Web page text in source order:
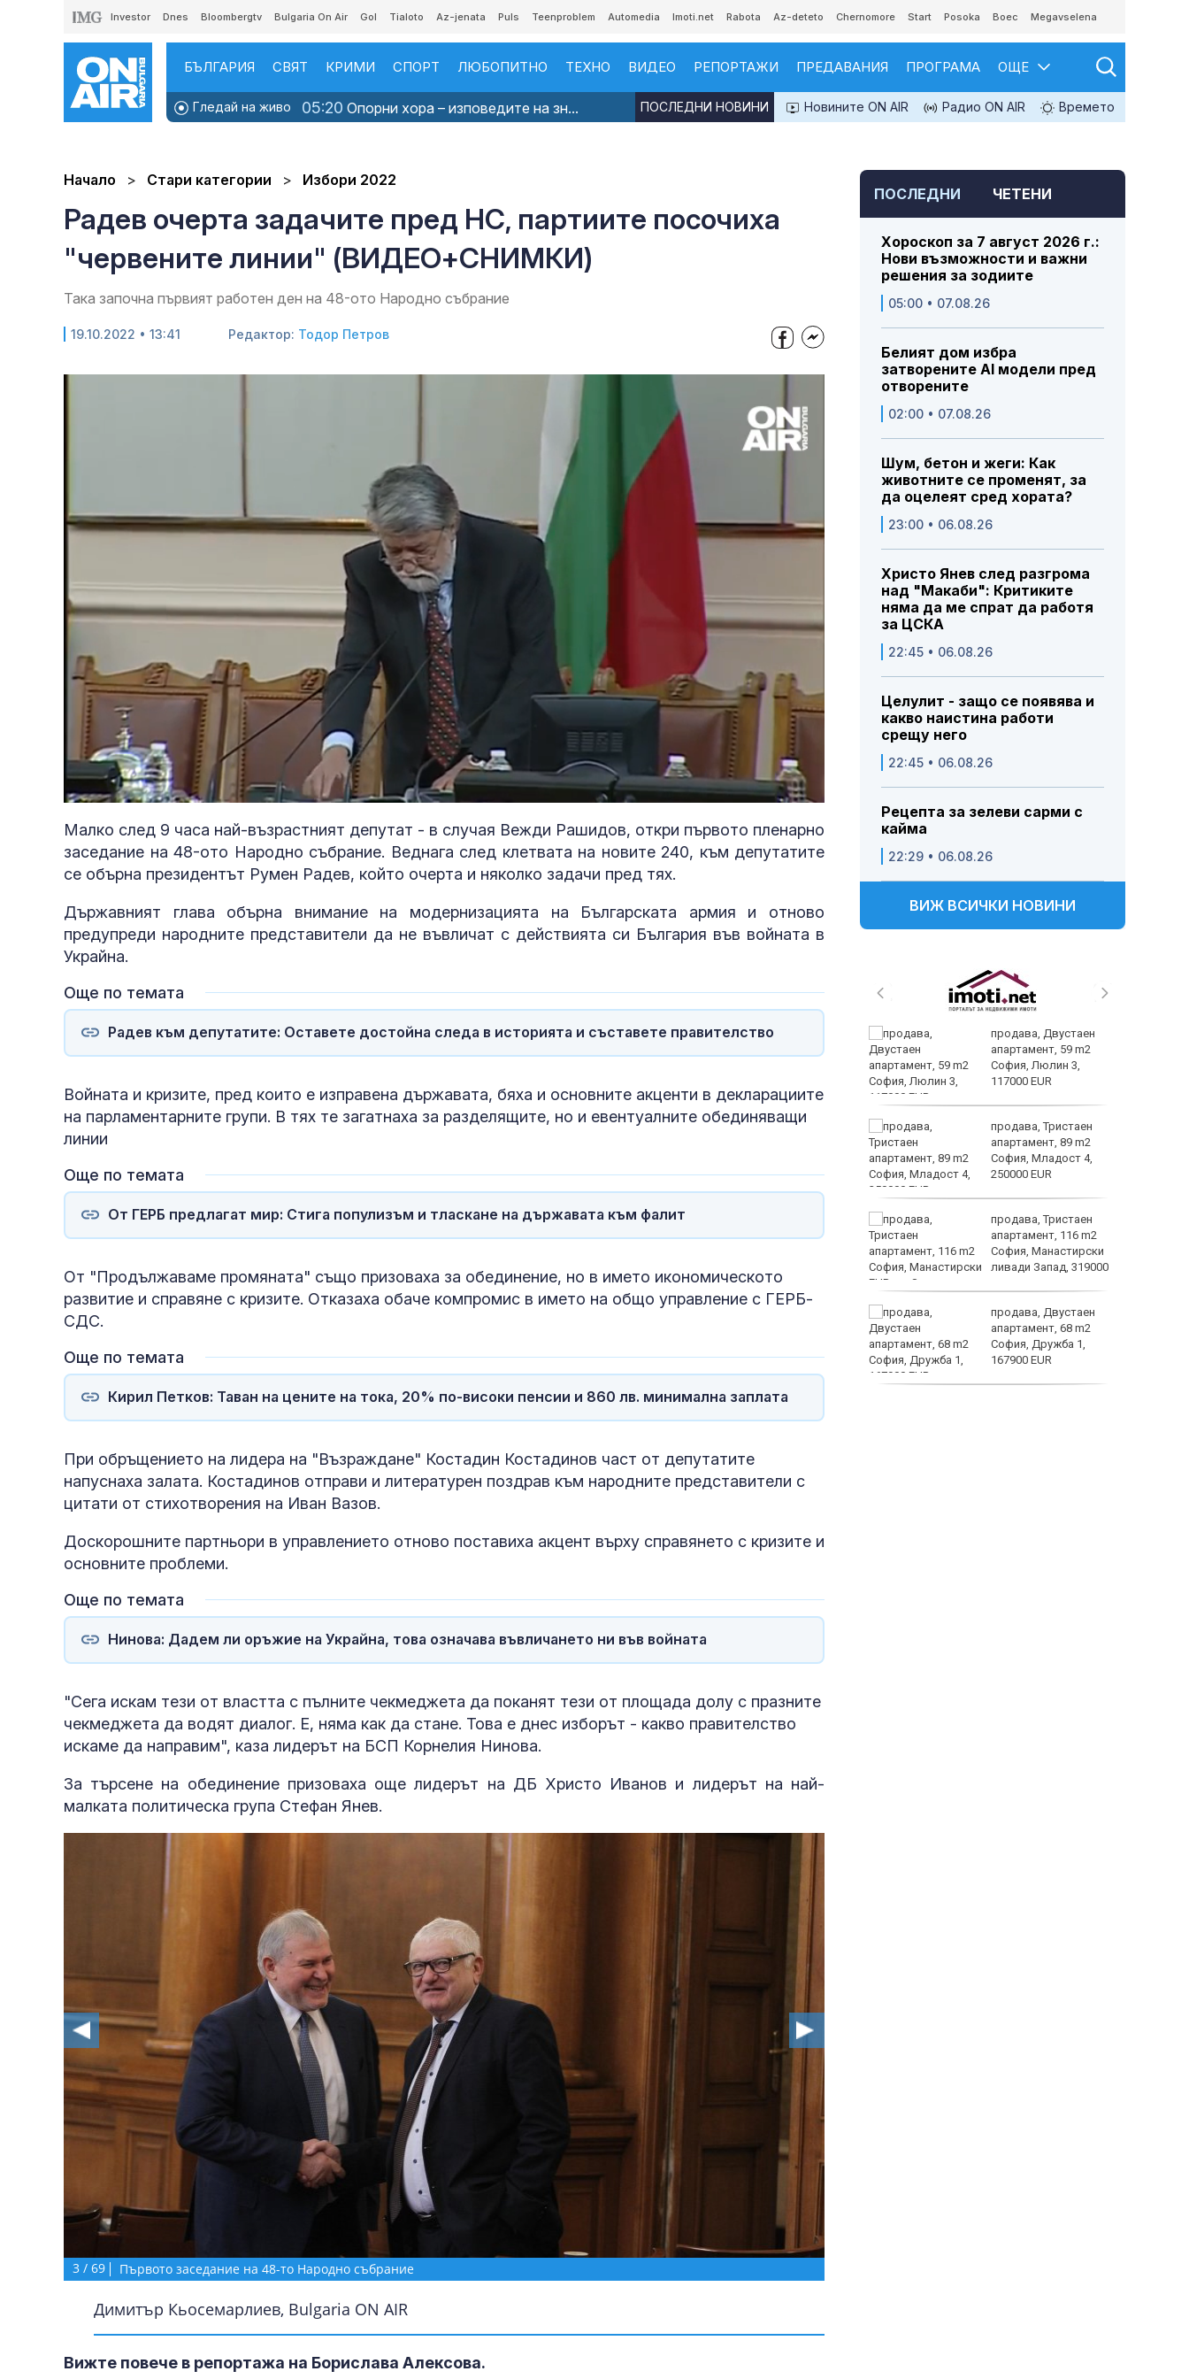
Investor Dnes Bloombergtv Bulgaria On Air Gol Tialoto Az-jenata Puls Teenproblem Automedia Imoti.net Rabota Az-deteto Chernomore Start Posoka Boec Megavselena
БЪЛГАРИЯ СВЯТ КРИМИ СПОРТ ЛЮБОПИТНО ТЕХНО ВИДЕО РЕПОРТАЖИ ПРЕДАВАНИЯ ПРОГРАМА ОЩЕ
Гледай на живо 05:20 Опорни хора – изповедите на зн... Новините ON AIR Радио ON AIR Времето
ПОСЛЕДНИ НОВИНИ
Начало Стари категории Избори 2022
Радев очерта задачите пред НС, партиите посочиха
"червените линии" (ВИДЕО+СНИМКИ)
Така започна първият работен ден на 48-ото Народно събрание
19.10.2022 • 13:41 Редактор: Тодор Петров
Unmute Loaded
:
21.72%
Малко след 9 часа най-възрастният депутат - в случая Вежди Рашидов, откри първото пленарно
заседание на 48-ото Народно събрание. Веднага след клетвата на новите 240, към депутатите
се обърна президентът Румен Радев, който очерта и няколко задачи пред тях.
Държавният глава обърна внимание на модернизацията на Българската армия и отново
предупреди народните представители да не въвличат с действията си България във войната в
Украйна.
Още по темата
Радев към депутатите: Оставете достойна следа в историята и съставете правителство
Войната и кризите, пред които е изправена държавата, бяха и основните акценти в декларациите
на парламентарните групи. В тях те загатнаха за разделящите, но и евентуалните обединяващи
линии
Още по темата
От ГЕРБ предлагат мир: Стига популизъм и тласкане на държавата към фалит
От "Продължаваме промяната" също призоваха за обединение, но в името икономическото
развитие и справяне с кризите. Отказаха обаче компромис в името на общо управление с ГЕРБ-
СДС.
Още по темата
Кирил Петков: Таван на цените на тока, 20% по-високи пенсии и 860 лв. минимална заплата
При обръщението на лидера на "Възраждане" Костадин Костадинов част от депутатите
напуснаха залата. Костадинов отправи и литературен поздрав към народните представители с
цитати от стихотворения на Иван Вазов.
Доскорошните партньори в управлението отново поставиха акцент върху справянето с кризите и
основните проблеми.
Още по темата
Нинова: Дадем ли оръжие на Украйна, това означава въвличането ни във войната
"Сега искам тези от властта с пълните чекмеджета да поканят тези от площада долу с празните
чекмеджета да водят диалог. Е, няма как да стане. Това е днес изборът - какво правителство
искаме да направим", каза лидерът на БСП Корнелия Нинова.
За търсене на обединение призоваха още лидерът на ДБ Христо Иванов и лидерът на най-
малката политическа група Стефан Янев.
3 / 69 Първото заседание на 48-то Народно събрание
Димитър Кьосемарлиев, Bulgaria ON AIR
Вижте повече в репортажа на Борислава Алексова.
ПОСЛЕДНИ ЧЕТЕНИ
Хороскоп за 7 август 2026 г.:
Нови възможности и важни
решения за зодиите
05:00 • 07.08.26
Белият дом избра
затворените AI модели пред
отворените
02:00 • 07.08.26
Шум, бетон и жеги: Как
животните се променят, за
да оцелеят сред хората?
23:00 • 06.08.26
Христо Янев след разгрома
над "Макаби": Критиките
няма да ме спрат да работя
за ЦСКА
22:45 • 06.08.26
Целулит - защо се появява и
какво наистина работи
срещу него
22:45 • 06.08.26
Рецепта за зелеви сарми с
кайма
22:29 • 06.08.26
ВИЖ ВСИЧКИ НОВИНИ
Днес се прощаваме с
Искандер и С-400
предизвикателство за
Украйна
За наказание: Пратиха
в “месомелачката”
Китай тества Z-10 за
хеликоптери тренират
полети под радара
Можем ли да живеем
Как да изберем
внимаваме?
родители: Режимът и
горещините?
продава, Двустаен
апартамент, 59 m2
София, Люлин 3,
117000 EUR
продава, Тристаен
апартамент, 89 m2
София, Младост 4,
250000 EUR
продава, Тристаен
апартамент, 116 m2
София, Манастирски
ливади Запад, 319000
EUR
продава, Двустаен
апартамент, 68 m2
София, Дружба 1,
167900 EUR